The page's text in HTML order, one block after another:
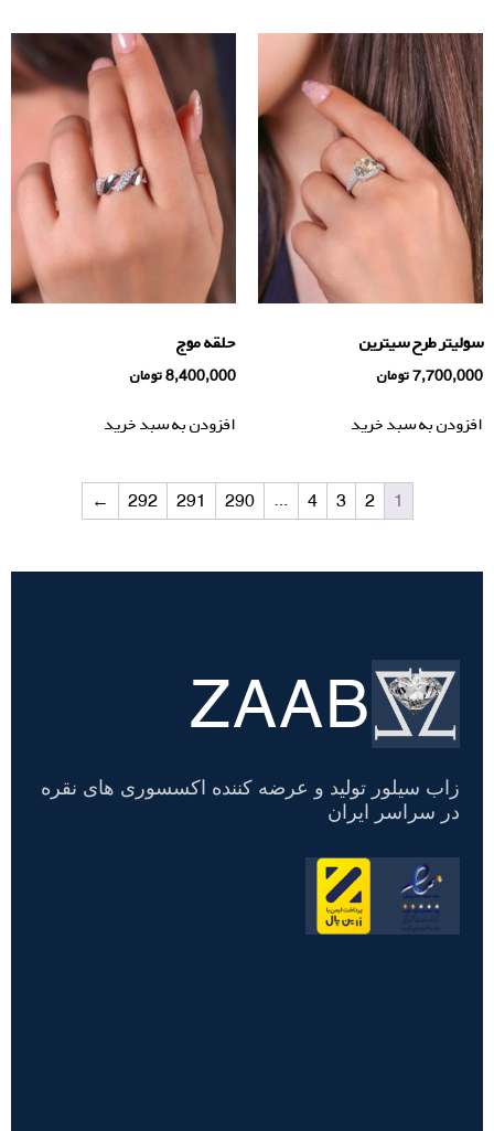
سولیتر طرح سیترین
7,700,000تومان
افزودن به سبد خرید
حلقه موج
8,400,000تومان
افزودن به سبد خرید
1
2
3
4
…
290
291
292
←
تسویه
حساب
ZAAB
زاب سیلور تولید و عرضه کننده اکسسوری های نقره
در سراسر ایران